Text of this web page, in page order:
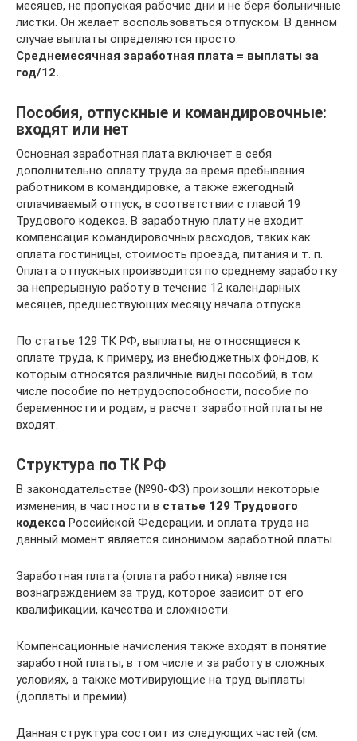
месяцев, не пропуская рабочие дни и не беря больничные
листки. Он желает воспользоваться отпуском. В данном
случае выплаты определяются просто:
Среднемесячная заработная плата = выплаты за
год/12.
Пособия, отпускные и командировочные:
входят или нет
Основная заработная плата включает в себя
дополнительно оплату труда за время пребывания
работником в командировке, а также ежегодный
оплачиваемый отпуск, в соответствии с главой 19
Трудового кодекса. В заработную плату не входит
компенсация командировочных расходов, таких как
оплата гостиницы, стоимость проезда, питания и т. п.
Оплата отпускных производится по среднему заработку
за непрерывную работу в течение 12 календарных
месяцев, предшествующих месяцу начала отпуска.
По статье 129 ТК РФ, выплаты, не относящиеся к
оплате труда, к примеру, из внебюджетных фондов, к
которым относятся различные виды пособий, в том
числе пособие по нетрудоспособности, пособие по
беременности и родам, в расчет заработной платы не
входят.
Структура по ТК РФ
В законодательстве (№90-ФЗ) произошли некоторые
изменения, в частности в статье 129 Трудового
кодекса Российской Федерации, и оплата труда на
данный момент является синонимом заработной платы .
Заработная плата (оплата работника) является
вознаграждением за труд, которое зависит от его
квалификации, качества и сложности.
Компенсационные начисления также входят в понятие
заработной платы, в том числе и за работу в сложных
условиях, а также мотивирующие на труд выплаты
(доплаты и премии).
Данная структура состоит из следующих частей (см.